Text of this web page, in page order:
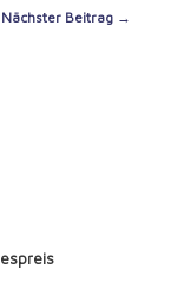
Nächster Beitrag →